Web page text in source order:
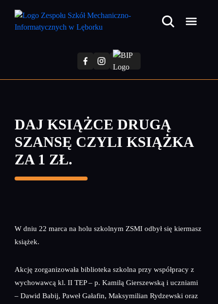
treści
DAJ KSIĄŻCE DRUGĄ
SZANSĘ CZYLI KSIĄŻKA
ZA 1 ZŁ.
W dniu 22 marca na holu szkolnym ZSMI odbył się kiermasz
książek.
Akcję zorganizowała biblioteka szkolna przy współpracy z
wychowawcą kl. II TEP – p. Kamilą Gierszewską i uczniami
– Dawid Babij, Paweł Gałafin, Maksymilian Rydzewski oraz